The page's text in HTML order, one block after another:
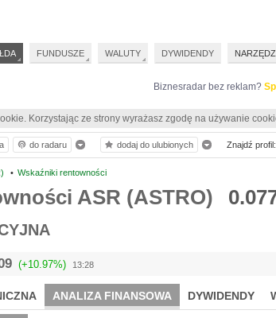
Biznesradar bez reklam?
Korzystając ze strony wyrażasz zgodę na używanie
• Wskaźniki rentowności
ASR (ASTRO)
(+10.97%) 13:28
ANALIZA FINANSOWA DYWIDENDY
do radaru dodaj do ulubionych Znajdź profil:
FUNDUSZE WALUTY DYWIDENDY